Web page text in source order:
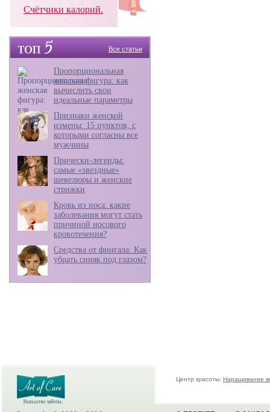
Счётчики калорий.
Все статьи
Пропорциональная
женская фигура: как
вычислить свои
идеальные параметры
Признаки женской
измены: 15 пунктов, с
которыми согласны все
мужчины
Прически-легенды:
самые «звездные»
шевелюры и женские
стрижки
Кровь из носа: какие
заболевания могут стать
причиной носового
кровотечения?
Средства от фингала: Как
убрать синяк под глазом?
Центр красоты: Наращивание